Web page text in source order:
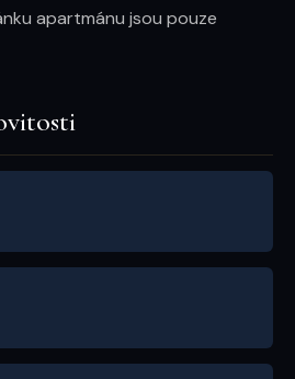
apartmánu jsou pouze